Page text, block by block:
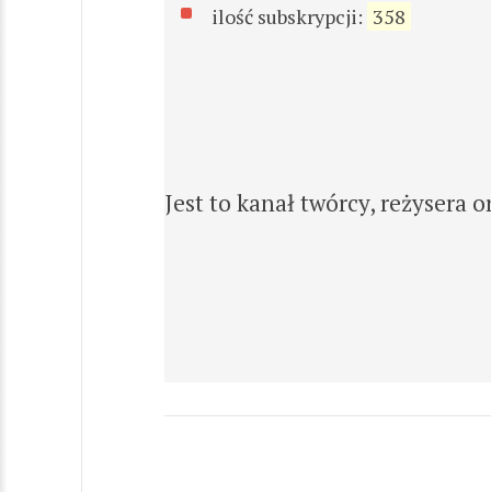
ilość subskrypcji: 358
Jest to kanał twórcy, reżysera